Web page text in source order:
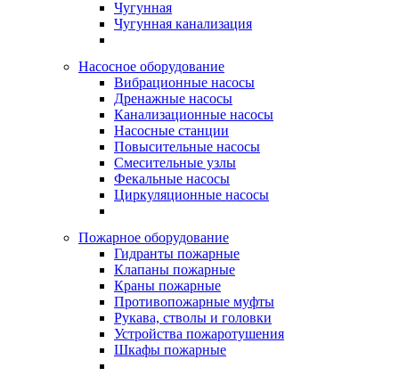
Чугунная
Чугунная канализация
Насосное оборудование
Вибрационные насосы
Дренажные насосы
Канализационные насосы
Насосные станции
Повысительные насосы
Смесительные узлы
Фекальные насосы
Циркуляционные насосы
Пожарное оборудование
Гидранты пожарные
Клапаны пожарные
Краны пожарные
Противопожарные муфты
Рукава, стволы и головки
Устройства пожаротушения
Шкафы пожарные